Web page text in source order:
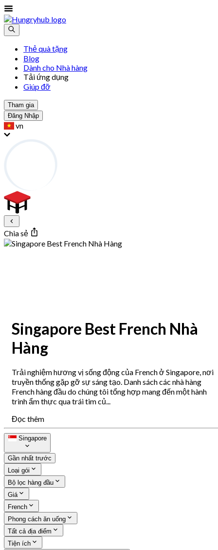
Thẻ quà tặng
Blog
Dành cho Nhà hàng
Tải ứng dụng
Giúp đỡ
Tham gia
Đăng Nhập
vn
Chia sẻ
Singapore Best French Nhà
Hàng
Trải nghiệm hương vị sống động của French ở Singapore, nơi
truyền thống gặp gỡ sự sáng tạo. Danh sách các nhà hàng
French hàng đầu do chúng tôi tổng hợp mang đến một hành
trình ẩm thực qua trái tim củ...
Đọc thêm
Singapore
Gần nhất trước
Loại gói
Bộ lọc hàng đầu
Giá
French
Phong cách ăn uống
Tất cả địa điểm
Tiện ích